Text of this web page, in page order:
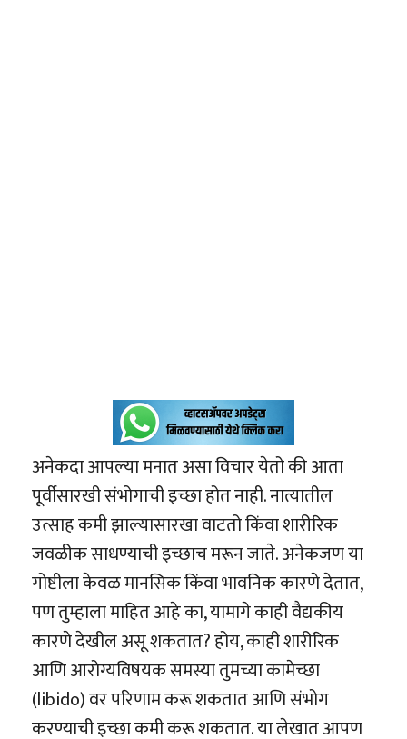
अनेकदा आपल्या मनात असा विचार येतो की आता
पूर्वीसारखी संभोगाची इच्छा होत नाही. नात्यातील
उत्साह कमी झाल्यासारखा वाटतो किंवा शारीरिक
जवळीक साधण्याची इच्छाच मरून जाते. अनेकजण या
गोष्टीला केवळ मानसिक किंवा भावनिक कारणे देतात,
पण तुम्हाला माहित आहे का, यामागे काही वैद्यकीय
कारणे देखील असू शकतात? होय, काही शारीरिक
आणि आरोग्यविषयक समस्या तुमच्या कामेच्छा
(libido) वर परिणाम करू शकतात आणि संभोग
करण्याची इच्छा कमी करू शकतात. या लेखात आपण